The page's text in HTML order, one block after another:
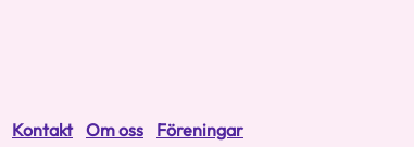
Kontakt Om oss Föreningar